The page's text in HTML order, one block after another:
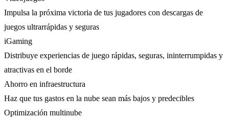
Impulsa la próxima victoria de tus jugadores con descargas de
juegos ultrarrápidas y seguras
iGaming
Distribuye experiencias de juego rápidas, seguras, ininterrumpidas y
atractivas en el borde
Ahorro en infraestructura
Haz que tus gastos en la nube sean más bajos y predecibles
Optimización multinube